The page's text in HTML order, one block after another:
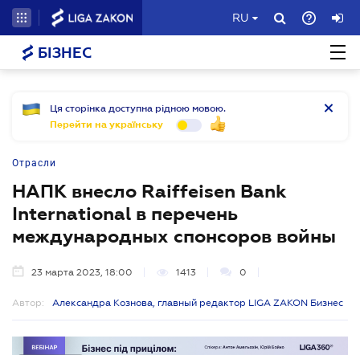
RU
БІЗНЕС
Ця сторінка доступна рідною мовою.
Перейти на українську
Отрасли
НАПК внесло Raiffeisen Bank
International в перечень
международных спонсоров войны
23 марта 2023, 18:00 1413 0
Автор: Александра Кознова, главный редактор LIGA ZAKON Бизнес